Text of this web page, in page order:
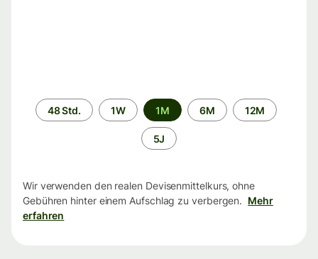
Zeitraum
48 Std. 1W 1M 6M 12M
5J
Wir verwenden den realen Devisenmittelkurs, ohne
Gebühren hinter einem Aufschlag zu verbergen. Mehr
erfahren